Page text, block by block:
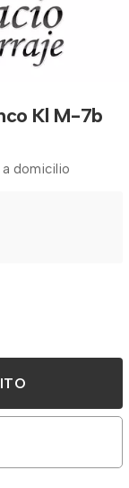
Kl M-7b
domicilio